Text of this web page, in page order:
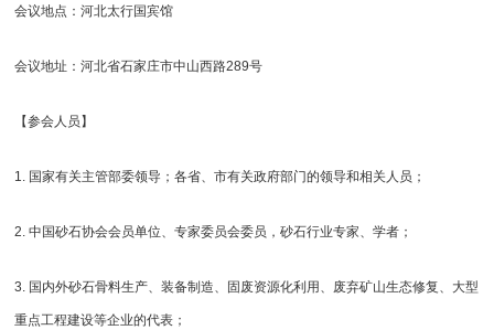
会议地点：河北太行国宾馆
会议地址：河北省石家庄市中山西路289号
【参会人员】
1. 国家有关主管部委领导；各省、市有关政府部门的领导和相关人员；
2. 中国砂石协会会员单位、专家委员会委员，砂石行业专家、学者；
3. 国内外砂石骨料生产、装备制造、固废资源化利用、废弃矿山生态修复、大型
重点工程建设等企业的代表；